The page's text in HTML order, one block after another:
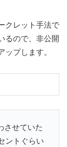
クレット手法で
るので、非公開
プします。
させていた
ントぐらい